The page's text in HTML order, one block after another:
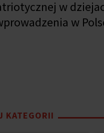
w
w
KATEGORII